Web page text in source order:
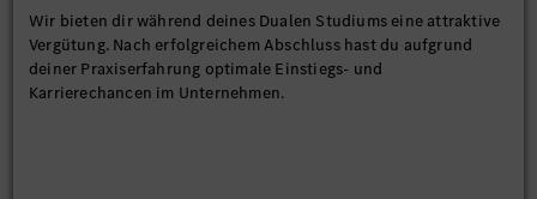
Wir bieten dir während deines Dualen Studiums eine attraktive
Vergütung. Nach erfolgreichem Abschluss hast du aufgrund
deiner Praxiserfahrung optimale Einstiegs- und
Karrierechancen im Unternehmen.